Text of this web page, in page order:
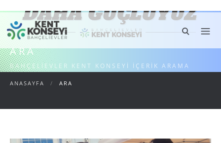
ARA
BAHÇELIEVLER KENT KONSEYI İÇERIK ARAMA
ANASAYFA / ARA